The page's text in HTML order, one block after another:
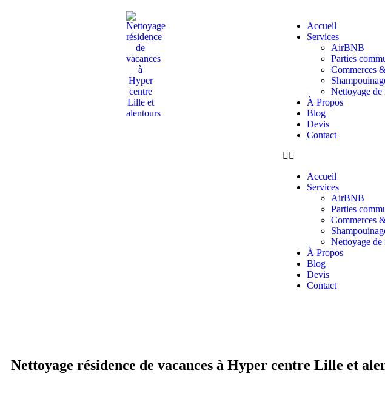
Accueil
Services
AirBNB
Parties
Commerces
Nettoyage
À Propos
Blog
Devis
Contact
Accueil
Services
AirBNB
Parties
Commerces
Nettoyage
À Propos
Blog
Devis
Contact
Nettoyage résidence de vacances à Hyper centre Lille et